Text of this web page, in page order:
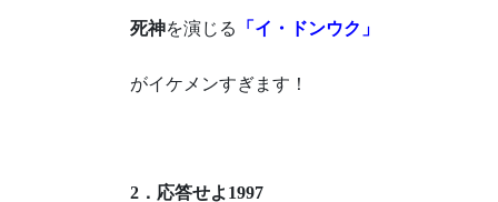
死神を演じる 「イ・ドンウク」
がイケメンすぎます！
2．応答せよ1997